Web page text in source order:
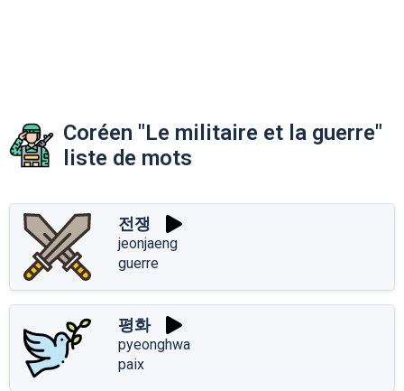
Coréen "Le militaire et la guerre"
liste de mots
전쟁
jeonjaeng
guerre
평화
pyeonghwa
paix